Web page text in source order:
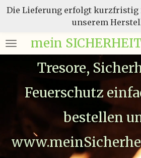
Zum
mein
Die Lieferung erfolgt kurzfristig
unserem
Tresore,
Feuerschutz
bestellen